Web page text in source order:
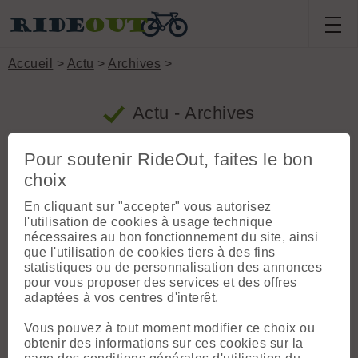
Accueil > Actu > Archives >
Actu - Archives
Il n'y a pas d'archive pour ce mois
Archives
Pour soutenir RideOut, faites le bon
choix
En cliquant sur "accepter" vous autorisez
l'utilisation de cookies à usage technique
nécessaires au bon fonctionnement du site, ainsi
que l'utilisation de cookies tiers à des fins
statistiques ou de personnalisation des annonces
pour vous proposer des services et des offres
adaptées à vos centres d'interêt.
Vous pouvez à tout moment modifier ce choix ou
obtenir des informations sur ces cookies sur la